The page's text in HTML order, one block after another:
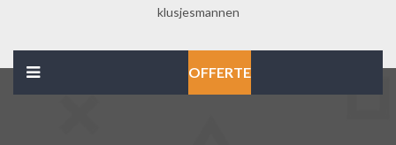
klusjesmannen
OFFERTE